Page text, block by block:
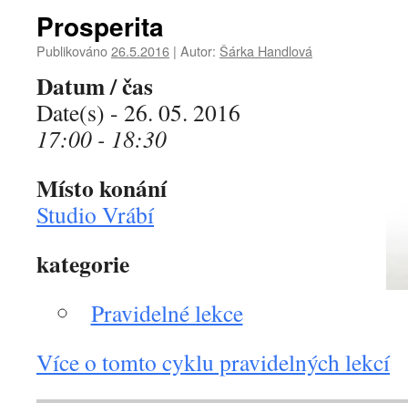
Prosperita
Publikováno26.5.2016 | Autor: Šárka Handlová
Datum / čas
Date(s) - 26. 05. 2016
17:00 - 18:30
Místo konání
Studio Vrábí
kategorie
Pravidelné lekce
Více o tomto cyklu pravidelných lekcí